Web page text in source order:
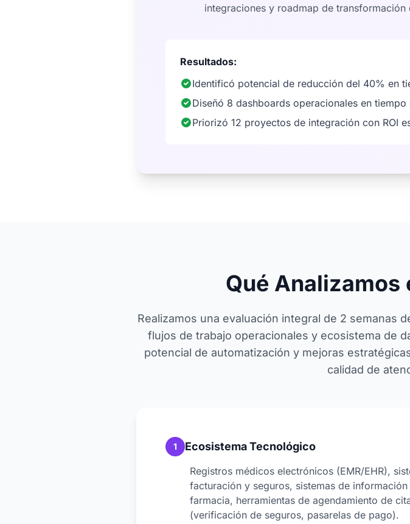
integraciones y roadmap de transformación
Resultados:
Identificó potencial de reducción del 40% en
Diseñó 8 dashboards operacionales en
Priorizó 12 proyectos de integración con ROI
Qué Analizamos
Realizamos una evaluación integral de 2 semanas
flujos de trabajo operacionales y ecosistema de
potencial de automatización y mejoras
calidad de
1 Ecosistema Tecnológico
Registros médicos electrónicos (EMR/EHR),
facturación y seguros, sistemas de
farmacia, herramientas de agendamiento de
(verificación de seguros, pasarelas de pago).